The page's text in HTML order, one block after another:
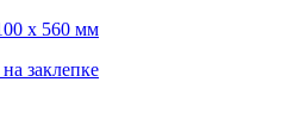
х 560 мм
заклепке